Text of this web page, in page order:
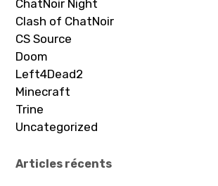
ChatNoir Night
Clash of ChatNoir
CS Source
Doom
Left4Dead2
Minecraft
Trine
Uncategorized
Articles récents